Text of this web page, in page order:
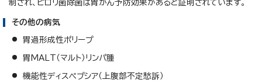
制され、ピロリ菌除菌は胃がん予防効果があると証明されています。
その他の病気
胃過形成性ポリープ
胃MALT（マルト）リンパ腫
機能性ディスペプシア（上腹部不定愁訴）